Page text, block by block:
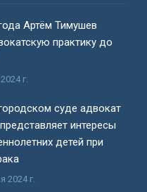
Артём Тимушев
практику до
г.
суде адвокат
интересы
детей при
2024 г.